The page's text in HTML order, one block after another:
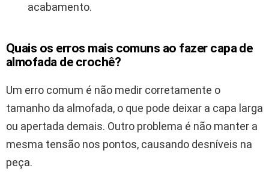
acabamento.
Quais os erros mais comuns ao fazer capa de
almofada de crochê?
Um erro comum é não medir corretamente o
tamanho da almofada, o que pode deixar a capa larga
ou apertada demais. Outro problema é não manter a
mesma tensão nos pontos, causando desníveis na
peça.